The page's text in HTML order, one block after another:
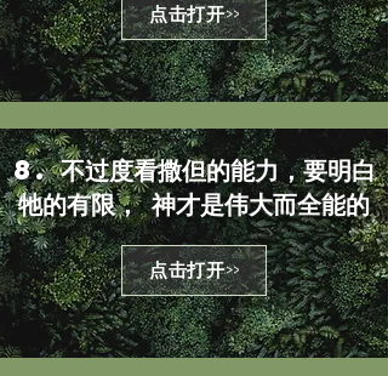
点击打开>>
8. 不过度看撒但的能力，要明白
牠的有限， 神才是伟大而全能的
点击打开>>